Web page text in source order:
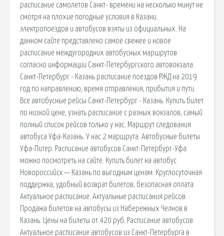
расписание самолетов Санкт- времени на несколько минут не
смотря на плохие погодные условия в Казани.
электропоездов и автобусов взяты из официальных. На
данном сайте представлено самое свежее и новое
расписание междугородних автобусных маршрутов
согласно информации Санкт-Петербургского автовокзала.
Санкт-Петербург - Казань расписание поездов РЖД на 2019
год по направлению, время отправления, прибытия и пути.
Все автобусные рейсы Санкт-Петербург - Казань. Купить билет
по низкой цене, узнать расписание с разных вокзалов, самый
полный список рейсов только у нас. Маршрут следования
автобуса Уфа-Казань. У нас 2 маршрута. Автобусные билеты
Уфа-Питер. Расписание автобусов Санкт-Петербург-Уфа
можно посмотреть на сайте. Купить билет на автобус
Новороссийск — Казань по выгодным ценам. Круглосуточная
поддержка, удобный возврат билетов, безопасная оплата.
Актуальное расписание. Актуальные расписания рейсов.
Продажа билетов на автобусы из Набережных Челнов в
Казань. Цены на билеты от 420 руб. Расписание автобусов.
Актуальное расписание автобусов из Санкт-Петербурга в